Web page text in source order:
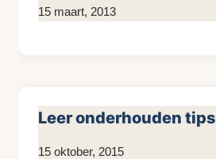
Door
15 maart, 2013
Leer onderhouden tips
Door
15 oktober, 2015